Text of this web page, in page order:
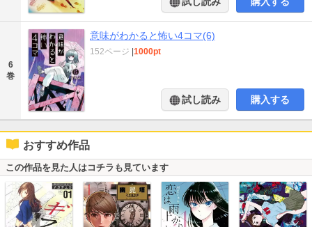
6
巻
意味がわかると怖い4コマ(6)
152ページ |1000pt
試し読み 購入する
おすすめ作品
この作品を見た人はコチラも見ています